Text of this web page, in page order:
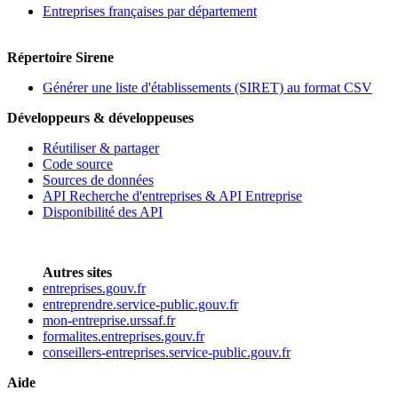
Entreprises françaises par département
Répertoire Sirene
Générer une liste d'établissements (SIRET) au format CSV
Développeurs & développeuses
Réutiliser & partager
Code source
Sources de données
API Recherche d'entreprises & API Entreprise
Disponibilité des API
Autres sites
entreprises.gouv.fr
entreprendre.service-public.gouv.fr
mon-entreprise.urssaf.fr
formalites.entreprises.gouv.fr
conseillers-entreprises.service-public.gouv.fr
Aide